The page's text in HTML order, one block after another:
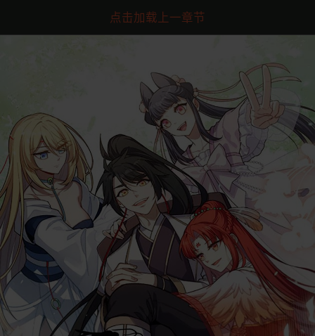
点击加载上一章节